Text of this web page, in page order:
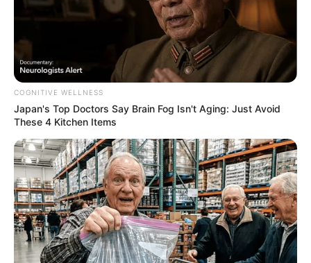
As roupas de crochê nunca saem de moda, não é
mesmo? Seja em qualquer estação do ano, é
possível utilizar uma peça de crochê, por mais
simples que seja.
Uma das peças mais presentes nos guarda roupas
são os croppeds e tops. Por isso, aprender como
COGNITIVE WELLNESS
Japan's Top Doctors Say Bra​in Fo​g Isn't Aging: Just Avoid
These 4 Kitchen Items